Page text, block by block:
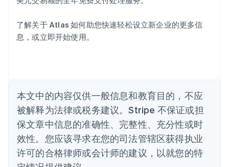
了解关于 Atlas 如何助您快速轻松设立新企业的更多信
息，或立即开始使用。
本文中的内容仅供一般信息和教育目的，不应
被解释为法律或税务建议。Stripe 不保证或担
保文章中信息的准确性、完整性、充分性或时
效性。您应该寻求在您的司法管辖区获得执业
许可的合格律师或会计师的建议，以就您的特
DeutschEnglish
English
巴西
比利时
波兰
English
丹麦
English
德国
Deutsch English
法国